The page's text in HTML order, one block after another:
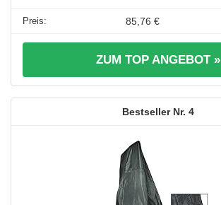
85,76 €
ZUM TOP ANGEBOT »
4